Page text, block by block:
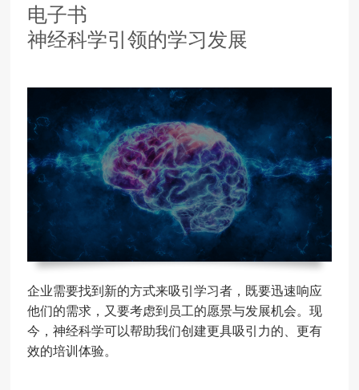
电子书
神经科学引领的学习发展
企业需要找到新的方式来吸引学习者，既要迅速响应
他们的需求，又要考虑到员工的愿景与发展机会。现
今，神经科学可以帮助我们创建更具吸引力的、更有
效的培训体验。